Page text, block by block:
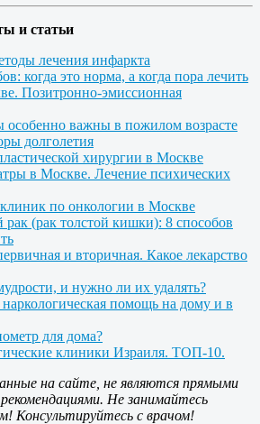
и статьи
лечения инфаркта
когда это норма, а когда пора лечить
Позитронно-эмиссионная
особенно важны в пожилом возрасте
долголетия
хирургии в Москве
в Москве. Лечение психических
по онкологии в Москве
рак (рак толстой кишки): 8 способов
и вторичная. Какое лекарство
и нужно ли их удалять?
помощь на дому и в
для дома?
клиники Израиля. ТОП-10.
на сайте, не являются прямыми
Не занимайтесь
Консультируйтесь с врачом!